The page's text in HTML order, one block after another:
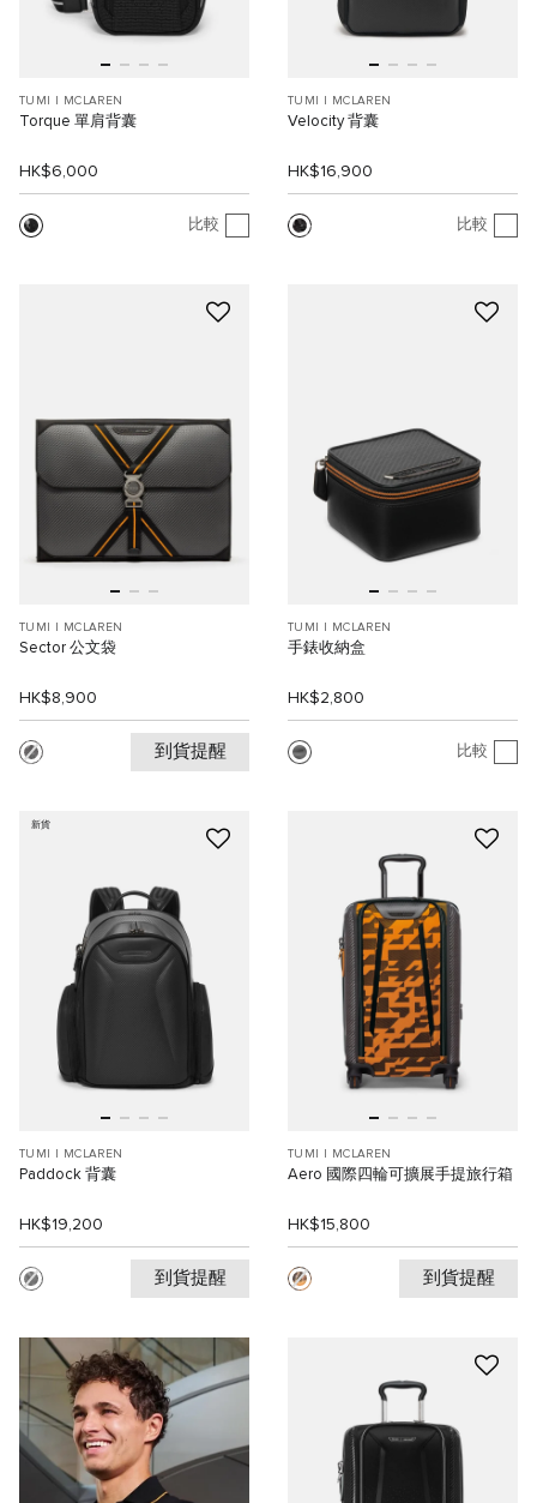
TUMI I MCLAREN
Torque 單肩背囊
HK$6,000
比較
TUMI I MCLAREN
Velocity 背囊
HK$16,900
比較
TUMI I MCLAREN
Sector 公文袋
HK$8,900
到貨提醒
TUMI I MCLAREN
手錶收納盒
HK$2,800
比較
新貨
TUMI I MCLAREN
Paddock 背囊
HK$19,200
到貨提醒
TUMI I MCLAREN
Aero 國際四輪可擴展手提旅行箱
HK$15,800
到貨提醒